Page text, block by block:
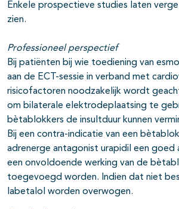
Enkele prospectieve studies laten
zien.
Professioneel perspectief
Bij patiënten bij wie toediening van
aan de ECT-sessie in verband met
risicofactoren noodzakelijk wordt
om bilaterale elektrodeplaatsing te
bètablokkers de insultduur kunnen
Bij een contra-indicatie van een
adrenerge antagonist urapidil een
een onvoldoende werking van de
toegevoegd worden. Indien dat niet
labetalol worden overwogen.